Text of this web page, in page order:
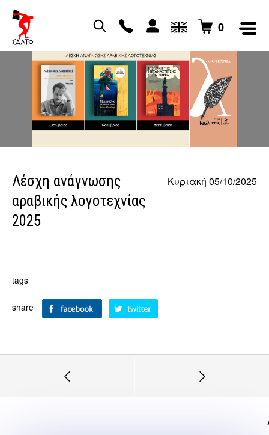
0
Λέσχη ανάγνωσης
αραβικής λογοτεχνίας
2025
Κυριακή 05/10/2025
tags
share